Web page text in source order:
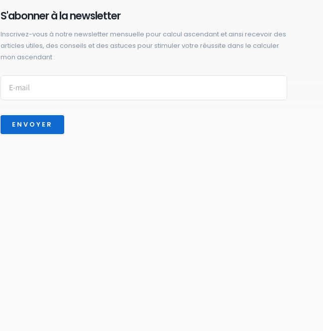
S'abonner à la newsletter
Inscrivez-vous à notre newsletter mensuelle pour calcul ascendant et ainsi recevoir des
articles utiles, des conseils et des astuces pour stimuler votre réussite dans le calculer
mon ascendant :
ENVOYER